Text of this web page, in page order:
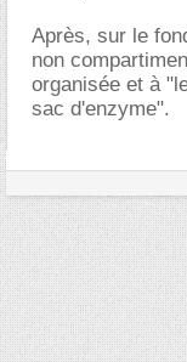
Après, sur le
non
organisée et à
sac d'enzyme".